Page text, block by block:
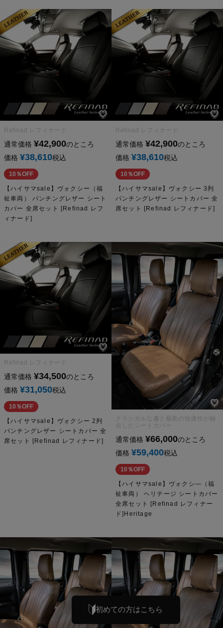
Refinad レフィナード
通常価格 ¥42,900のところ
価格 ¥38,610税込
10％OFF
【ハイサマsale】ヴォクシー（福
祉車両） パンチングレザー シート
カバー 全席セット [Refinad レフ
ィナード]
Refinad レフィナード
通常価格 ¥42,900のところ
価格 ¥38,610税込
10％OFF
【ハイサマsale】ヴォクシー 3列
パンチングレザー シートカバー 全
席セット [Refinad レフィナード]
Refinad レフィナード
通常価格 ¥34,500のところ
価格 ¥31,050税込
10％OFF
【ハイサマsale】ヴォクシー 2列
パンチングレザー シートカバー 全
席セット [Refinad レフィナード]
クラシカルな趣と最新の快適性が融
合したシートカバー
通常価格 ¥66,000のところ
価格 ¥59,400税込
10％OFF
【ハイサマsale】ヴォクシ―（福
祉車両） ヘリテージ シートカバー
全席セット [Refinad レフィナー
ド]Heritage
初めての方はこちら